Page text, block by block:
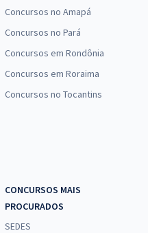
Concursos no Amapá
Concursos no Pará
Concursos em Rondônia
Concursos em Roraima
Concursos no Tocantins
CONCURSOS MAIS
PROCURADOS
SEDES